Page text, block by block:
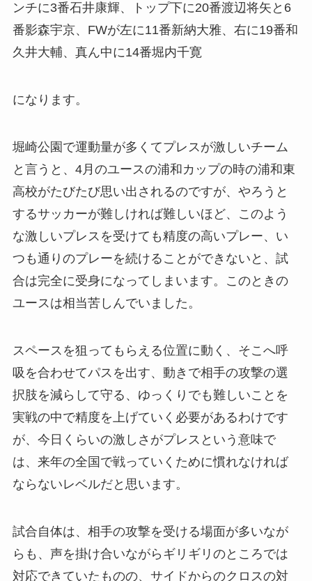
ンチに3番石井康輝、トップ下に20番渡辺将矢と6
番影森宇京、FWが左に11番新納大雅、右に19番和
久井大輔、真ん中に14番堀内千寛
になります。
堀崎公園で運動量が多くてプレスが激しいチーム
と言うと、4月のユースの浦和カップの時の浦和東
高校がたびたび思い出されるのですが、やろうと
するサッカーが難しければ難しいほど、このよう
な激しいプレスを受けても精度の高いプレー、い
つも通りのプレーを続けることができないと、試
合は完全に受身になってしまいます。このときの
ユースは相当苦しんでいました。
スペースを狙ってもらえる位置に動く、そこへ呼
吸を合わせてパスを出す、動きで相手の攻撃の選
択肢を減らして守る、ゆっくりでも難しいことを
実戦の中で精度を上げていく必要があるわけです
が、今日くらいの激しさがプレスという意味で
は、来年の全国で戦っていくために慣れなければ
ならないレベルだと思います。
試合自体は、相手の攻撃を受ける場面が多いなが
らも、声を掛け合いながらギリギリのところでは
対応できていたものの、サイドからのクロスの対